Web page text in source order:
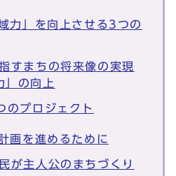
」を向上させる3つの
まちの将来像の実現
」の向上
プロジェクト
を進めるために
主人公のまちづくり